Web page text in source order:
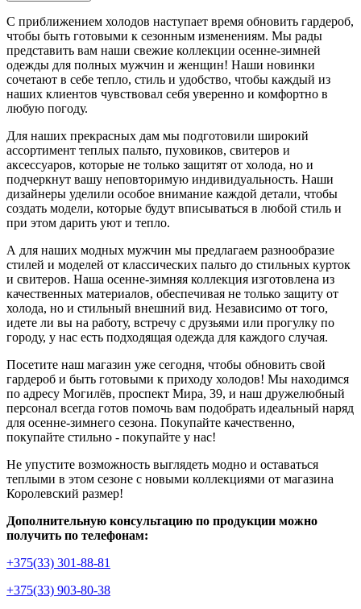
С приближением холодов наступает время обновить гардероб,
чтобы быть готовыми к сезонным изменениям. Мы рады
представить вам наши свежие коллекции осенне-зимней
одежды для полных мужчин и женщин! Наши новинки
сочетают в себе тепло, стиль и удобство, чтобы каждый из
наших клиентов чувствовал себя уверенно и комфортно в
любую погоду.
Для наших прекрасных дам мы подготовили широкий
ассортимент теплых пальто, пуховиков, свитеров и
аксессуаров, которые не только защитят от холода, но и
подчеркнут вашу неповторимую индивидуальность. Наши
дизайнеры уделили особое внимание каждой детали, чтобы
создать модели, которые будут вписываться в любой стиль и
при этом дарить уют и тепло.
А для наших модных мужчин мы предлагаем разнообразие
стилей и моделей от классических пальто до стильных курток
и свитеров. Наша осенне-зимняя коллекция изготовлена из
качественных материалов, обеспечивая не только защиту от
холода, но и стильный внешний вид. Независимо от того,
идете ли вы на работу, встречу с друзьями или прогулку по
городу, у нас есть подходящая одежда для каждого случая.
Посетите наш магазин уже сегодня, чтобы обновить свой
гардероб и быть готовыми к приходу холодов! Мы находимся
по адресу Могилёв, проспект Мира, 39, и наш дружелюбный
персонал всегда готов помочь вам подобрать идеальный наряд
для осенне-зимнего сезона. Покупайте качественно,
покупайте стильно - покупайте у нас!
Не упустите возможность выглядеть модно и оставаться
теплыми в этом сезоне с новыми коллекциями от магазина
Королевский размер!
Дополнительную консультацию по продукции можно
получить по телефонам:
+375(33) 301-88-81
+375(33) 903-80-38